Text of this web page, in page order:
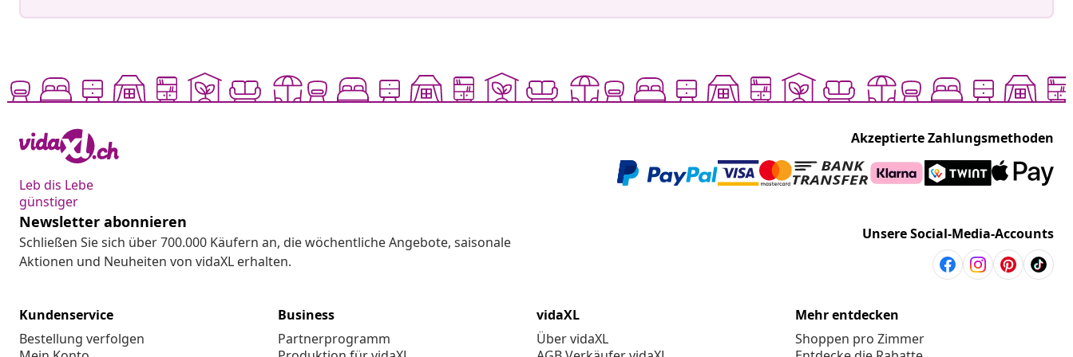
Leb dis Lebe
günstiger
Akzeptierte Zahlungsmethoden
Newsletter abonnieren
Schließen Sie sich über 700.000 Käufern an, die wöchentliche Angebote, saisonale
Aktionen und Neuheiten von vidaXL erhalten.
Unsere Social-Media-Accounts
Kundenservice
Bestellung verfolgen
Business
Partnerprogramm
vidaXL
Über vidaXL
Mehr entdecken
Shoppen pro Zimmer